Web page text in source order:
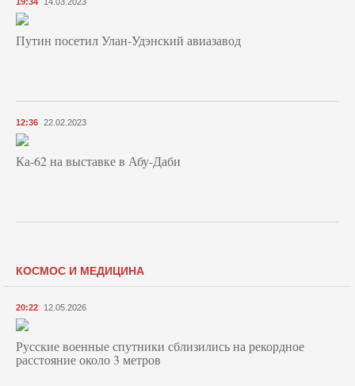
Путин посетил Улан-Удэнский авиазавод
12:36 22.02.2023
Ка-62 на выставке в Абу-Даби
КОСМОС И МЕДИЦИНА
20:22 12.05.2026
Русские военные спутники сблизились на рекордное
расстояние около 3 метров